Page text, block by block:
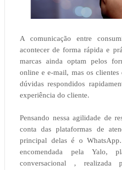
A comunicação entre
acontecer de forma rápida e
marcas ainda optam pelos
online e e-mail, mas os clientes
dúvidas respondidos
experiência do cliente.
Pensando nessa agilidade de
conta das plataformas de
principal delas é o
encomendada pela Yalo,
conversacional , realizada